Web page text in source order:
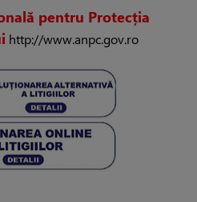
pentru Protecția
http://www.anpc.gov.ro